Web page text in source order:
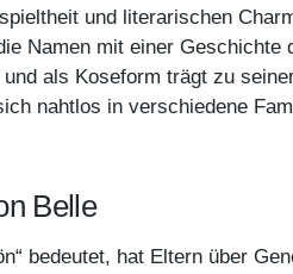
und literarischen
Namen mit einer Geschichte
als Koseform trägt zu
nahtlos in verschiedene
Belle
bedeutet, hat Eltern über